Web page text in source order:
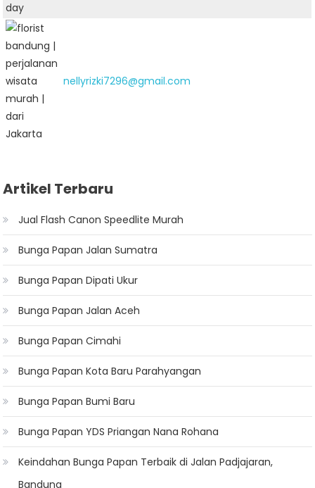
nellyrizki7296@gmail.com
Artikel Terbaru
Jual Flash Canon Speedlite Murah
Bunga Papan Jalan Sumatra
Bunga Papan Dipati Ukur
Bunga Papan Jalan Aceh
Bunga Papan Cimahi
Bunga Papan Kota Baru Parahyangan
Bunga Papan Bumi Baru
Bunga Papan YDS Priangan Nana Rohana
Keindahan Bunga Papan Terbaik di Jalan Padjajaran,
Bandung